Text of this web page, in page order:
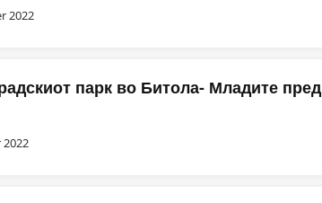
2022
парк во Битола- Младите пред
2022